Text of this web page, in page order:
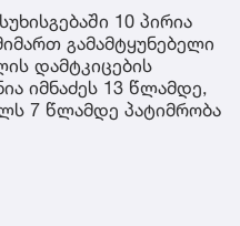
10 პირია
გამამტყუნებელი
დამტკიცების
იმნაძეს 13 წლამდე,
7 წლამდე პატიმრობა